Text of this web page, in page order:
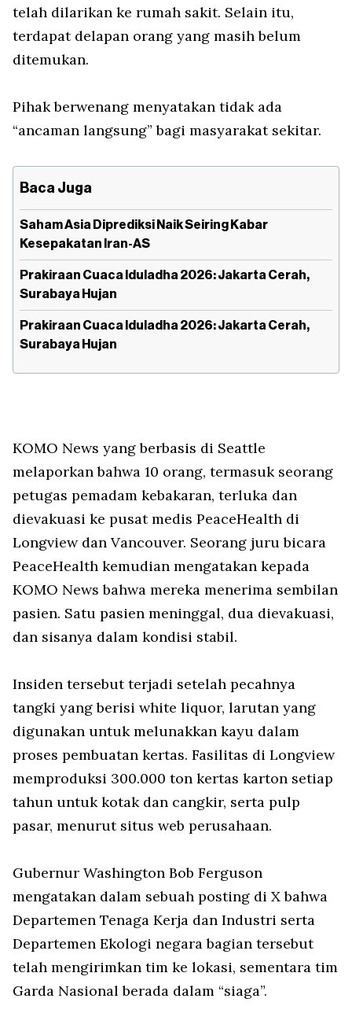
telah dilarikan ke rumah sakit. Selain itu,
terdapat delapan orang yang masih belum
ditemukan.
Pihak berwenang menyatakan tidak ada
“ancaman langsung” bagi masyarakat sekitar.
Baca Juga
Saham Asia Diprediksi Naik Seiring Kabar
Kesepakatan Iran-AS
Prakiraan Cuaca Iduladha 2026: Jakarta Cerah,
Surabaya Hujan
Prakiraan Cuaca Iduladha 2026: Jakarta Cerah,
Surabaya Hujan
KOMO News yang berbasis di Seattle
melaporkan bahwa 10 orang, termasuk seorang
petugas pemadam kebakaran, terluka dan
dievakuasi ke pusat medis PeaceHealth di
Longview dan Vancouver. Seorang juru bicara
PeaceHealth kemudian mengatakan kepada
KOMO News bahwa mereka menerima sembilan
pasien. Satu pasien meninggal, dua dievakuasi,
dan sisanya dalam kondisi stabil.
Insiden tersebut terjadi setelah pecahnya
tangki yang berisi white liquor, larutan yang
digunakan untuk melunakkan kayu dalam
proses pembuatan kertas. Fasilitas di Longview
memproduksi 300.000 ton kertas karton setiap
tahun untuk kotak dan cangkir, serta pulp
pasar, menurut situs web perusahaan.
Gubernur Washington Bob Ferguson
mengatakan dalam sebuah posting di X bahwa
Departemen Tenaga Kerja dan Industri serta
Departemen Ekologi negara bagian tersebut
telah mengirimkan tim ke lokasi, sementara tim
Garda Nasional berada dalam “siaga”.